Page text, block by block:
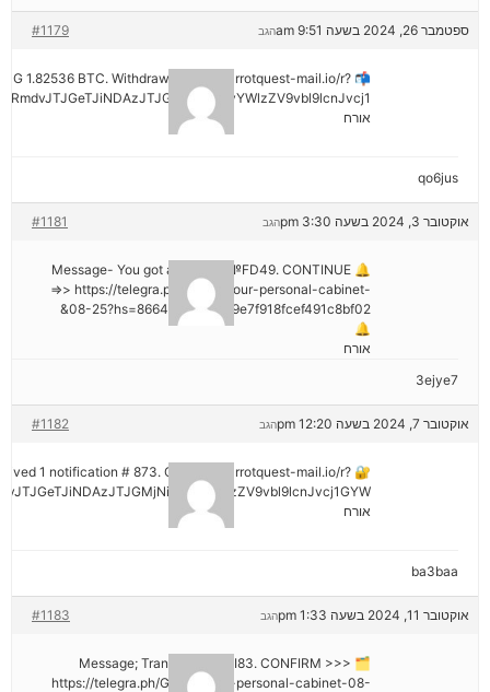
ספטמבר 26, 2024 בשעה 9:51 am #1179 הגב
1.82536 BTC. Withdraw =>> out.carrotquest-mail.io/r?
אורח
qo6jus
אוקטובר 3, 2024 בשעה 3:30 pm #1181 הגב
🔔 Message- You got a transfer №FD49. CONTINUE
=>> https://telegra.ph/Go-to-your-personal-cabinet-
08-25?hs=8664c520642b9e7f918fcef491c8bf02&
🔔
אורח
3ejye7
אוקטובר 7, 2024 בשעה 12:20 pm #1182 הגב
1 notification # 873. Go > out.carrotquest-mail.io/r?
אורח
ba3baa
אוקטובר 11, 2024 בשעה 1:33 pm #1183 הגב
🗂 Message; Transaction #KI83. CONFIRM >>>
https://telegra.ph/Go-to-your-personal-cabinet-08-